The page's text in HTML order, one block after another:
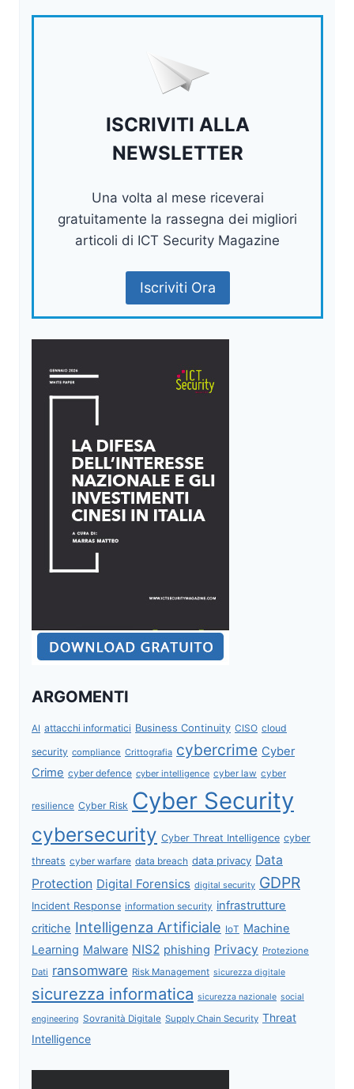
ISCRIVITI ALLA
NEWSLETTER
Una volta al mese riceverai
gratuitamente la rassegna dei migliori
articoli di ICT Security Magazine
Iscriviti Ora
ARGOMENTI
AI attacchi informatici Business Continuity CISO cloud
security compliance Crittografia cybercrime Cyber
Crime cyber defence cyber intelligence cyber law cyber
resilience Cyber Risk Cyber Security
cybersecurity Cyber Threat Intelligence cyber
threats cyber warfare data breach data privacy Data
Protection Digital Forensics digital security GDPR
Incident Response information security infrastrutture
critiche Intelligenza Artificiale IoT Machine
Learning Malware NIS2 phishing Privacy Protezione
Dati ransomware Risk Management sicurezza digitale
sicurezza informatica sicurezza nazionale social
engineering Sovranità Digitale Supply Chain Security Threat
Intelligence